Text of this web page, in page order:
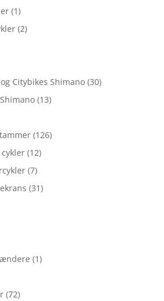
(1)
(2)
Citybikes Shimano (30)
(13)
(126)
(12)
(7)
(31)
(1)
(72)